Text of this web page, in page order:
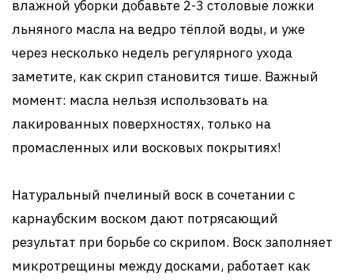
влажной уборки добавьте 2-3 столовые ложки
льняного масла на ведро тёплой воды, и уже
через несколько недель регулярного ухода
заметите, как скрип становится тише. Важный
момент: масла нельзя использовать на
лакированных поверхностях, только на
промасленных или восковых покрытиях!
Натуральный пчелиный воск в сочетании с
карнаубским воском дают потрясающий
результат при борьбе со скрипом. Воск заполняет
микротрещины между досками, работает как